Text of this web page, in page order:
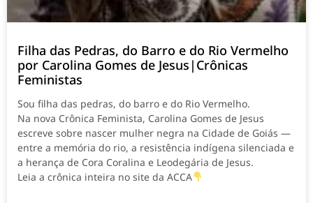
Filha das Pedras, do Barro e do Rio Vermelho
por Carolina Gomes de Jesus|Crônicas
Feministas
Sou filha das pedras, do barro e do Rio Vermelho.
Na nova Crônica Feminista, Carolina Gomes de Jesus
escreve sobre nascer mulher negra na Cidade de Goiás —
entre a memória do rio, a resistência indígena silenciada e
a herança de Cora Coralina e Leodegária de Jesus.
Leia a crônica inteira no site da ACCA